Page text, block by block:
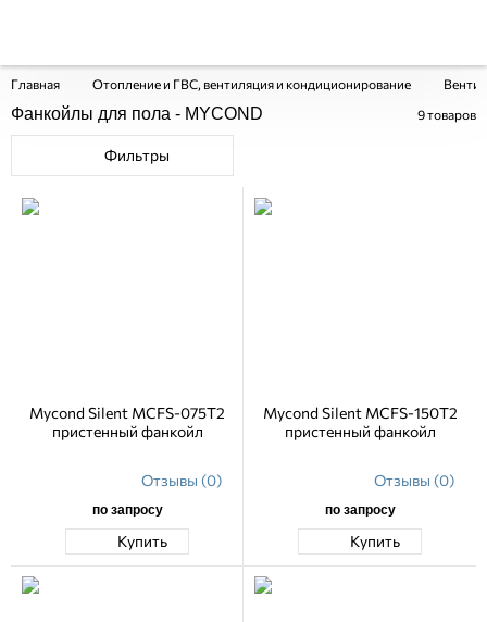
Главная Отопление и ГВС, вентиляция и кондиционирование
Фанкойлы для пола - MYCOND 9товаров
Фильтры
Mycond Silent MCFS-075T2
пристенный фанкойл
Отзывы (0)
по запросу
Купить
Mycond Silent MCFS-150T2
пристенный фанкойл
Отзывы (0)
по запросу
Купить